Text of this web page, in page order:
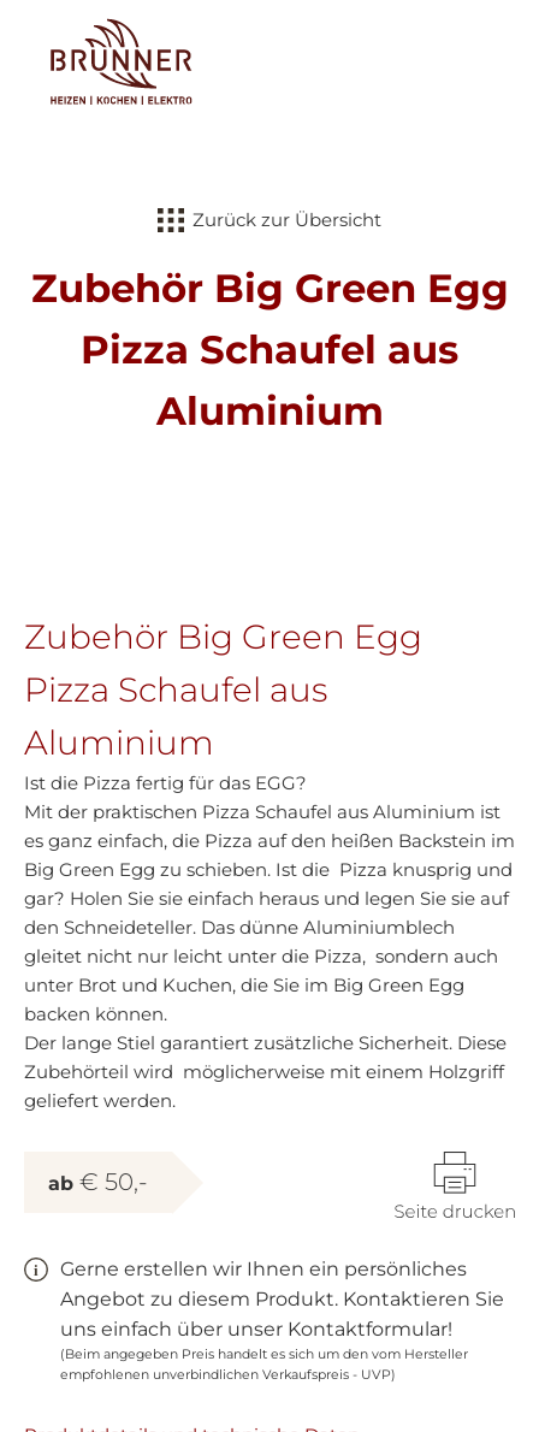
Zurück zur Übersicht
Zubehör Big Green Egg
Pizza Schaufel aus
Aluminium
Zubehör Big Green Egg
Pizza Schaufel aus
Aluminium
Ist die Pizza fertig für das EGG?
Mit der praktischen Pizza Schaufel aus Aluminium ist
es ganz einfach, die Pizza auf den heißen Backstein im
Big Green Egg zu schieben. Ist die Pizza knusprig und
gar? Holen Sie sie einfach heraus und legen Sie sie auf
den Schneideteller. Das dünne Aluminiumblech
gleitet nicht nur leicht unter die Pizza, sondern auch
unter Brot und Kuchen, die Sie im Big Green Egg
backen können.
Der lange Stiel garantiert zusätzliche Sicherheit. Diese
Zubehörteil wird möglicherweise mit einem Holzgriff
geliefert werden.
ab € 50,-
Gerne erstellen wir Ihnen ein persönliches
Angebot zu diesem Produkt. Kontaktieren Sie
uns einfach über unser Kontaktformular!
(Beim angegeben Preis handelt es sich um den vom Hersteller
empfohlenen unverbindlichen Verkaufspreis - UVP)